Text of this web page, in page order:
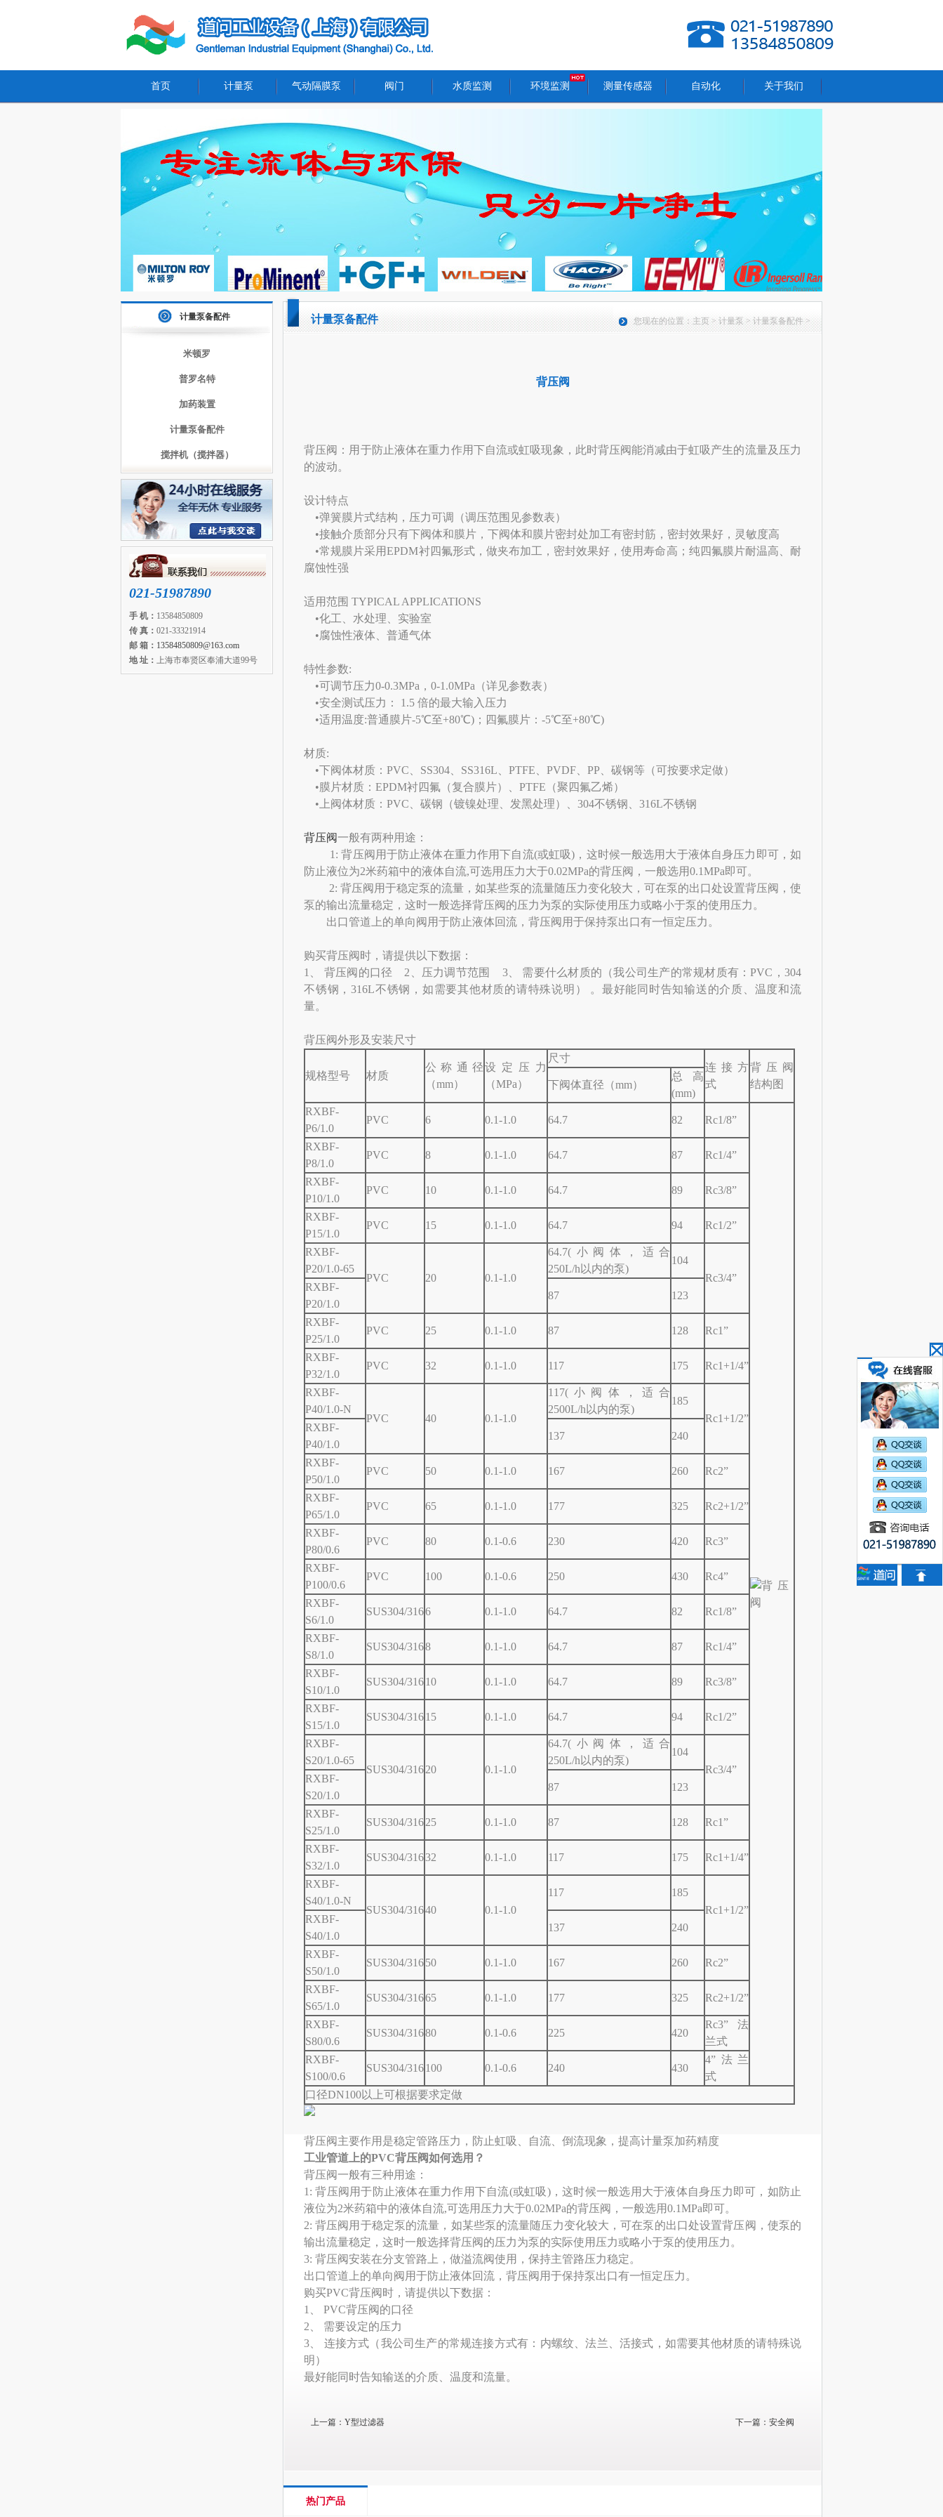
首页 计量泵 气动隔膜泵 阀门 水质监测 环境监测 测量传感器 自动化 关于我们
计量泵备配件
米顿罗
普罗名特
加药装置
计量泵备配件
搅拌机（搅拌器）
021-51987890
手 机： 13584850809
传 真： 021-33321914
邮 箱： 13584850809@163.com
地 址： 上海市奉贤区奉浦大道99号
计量泵备配件 您现在的位置： 主页 > 计量泵 > 计量泵备配件 >
背压阀
背压阀：用于防止液体在重力作用下自流或虹吸现象，此时背压阀能消减由于虹吸产生的流量及压力
的波动。
设计特点
•弹簧膜片式结构，压力可调（调压范围见参数表）
•接触介质部分只有下阀体和膜片，下阀体和膜片密封处加工有密封筋，密封效果好，灵敏度高
•常规膜片采用EPDM衬四氟形式，做夹布加工，密封效果好，使用寿命高；纯四氟膜片耐温高、耐
腐蚀性强
适用范围 TYPICAL APPLICATIONS
•化工、水处理、实验室
•腐蚀性液体、普通气体
特性参数:
•可调节压力0-0.3MPa，0-1.0MPa（详见参数表）
•安全测试压力： 1.5 倍的最大输入压力
•适用温度:普通膜片-5℃至+80℃)；四氟膜片：-5℃至+80℃)
材质:
•下阀体材质：PVC、SS304、SS316L、PTFE、PVDF、PP、碳钢等（可按要求定做）
•膜片材质：EPDM衬四氟（复合膜片）、PTFE（聚四氟乙烯）
•上阀体材质：PVC、碳钢（镀镍处理、发黑处理）、304不锈钢、316L不锈钢
背压阀一般有两种用途：
1: 背压阀用于防止液体在重力作用下自流(或虹吸)，这时候一般选用大于液体自身压力即可，如
防止液位为2米药箱中的液体自流,可选用压力大于0.02MPa的背压阀，一般选用0.1MPa即可。
2: 背压阀用于稳定泵的流量，如某些泵的流量随压力变化较大，可在泵的出口处设置背压阀，使
泵的输出流量稳定，这时一般选择背压阀的压力为泵的实际使用压力或略小于泵的使用压力。
出口管道上的单向阀用于防止液体回流，背压阀用于保持泵出口有一恒定压力。
购买背压阀时，请提供以下数据：
1、 背压阀的口径 2、压力调节范围 3、 需要什么材质的（我公司生产的常规材质有：PVC，304
不锈钢，316L不锈钢，如需要其他材质的请特殊说明） 。最好能同时告知输送的介质、温度和流
量。
背压阀外形及安装尺寸
规格型号 材质
公称通径
（mm）
设定压力
（MPa）
尺寸
连接方
式
背压阀
结构图
下阀体直径（mm）
总高
(mm)
RXBF-
P6/1.0
PVC 6 0.1-1.0 64.7 82 Rc1/8”
RXBF-
P8/1.0
PVC 8 0.1-1.0 64.7 87 Rc1/4”
RXBF-
P10/1.0
PVC 10 0.1-1.0 64.7 89 Rc3/8”
RXBF-
P15/1.0
PVC 15 0.1-1.0 64.7 94 Rc1/2”
RXBF-
P20/1.0-65
PVC 20 0.1-1.0
64.7(小阀体，适合
250L/h以内的泵)
104
Rc3/4”
RXBF-
P20/1.0
87 123
RXBF-
P25/1.0
PVC 25 0.1-1.0 87 128 Rc1”
RXBF-
P32/1.0
PVC 32 0.1-1.0 117 175 Rc1+1/4”
RXBF-
P40/1.0-N
PVC 40 0.1-1.0
117(小阀体，适合
2500L/h以内的泵)
185
Rc1+1/2”
RXBF-
P40/1.0
137 240
RXBF-
P50/1.0
PVC 50 0.1-1.0 167 260 Rc2”
RXBF-
P65/1.0
PVC 65 0.1-1.0 177 325 Rc2+1/2”
RXBF-
P80/0.6
PVC 80 0.1-0.6 230 420 Rc3”
RXBF-
P100/0.6
PVC 100 0.1-0.6 250 430 Rc4”
RXBF-
S6/1.0
SUS304/3166 0.1-1.0 64.7 82 Rc1/8”
RXBF-
S8/1.0
SUS304/3168 0.1-1.0 64.7 87 Rc1/4”
RXBF-
S10/1.0
SUS304/31610 0.1-1.0 64.7 89 Rc3/8”
RXBF-
S15/1.0
SUS304/31615 0.1-1.0 64.7 94 Rc1/2”
RXBF-
S20/1.0-65
SUS304/31620 0.1-1.0
64.7(小阀体，适合
250L/h以内的泵)
104
Rc3/4”
RXBF-
S20/1.0
87 123
RXBF-
S25/1.0
SUS304/31625 0.1-1.0 87 128 Rc1”
RXBF-
S32/1.0
SUS304/31632 0.1-1.0 117 175 Rc1+1/4”
RXBF-
S40/1.0-N
SUS304/31640 0.1-1.0
117
185
Rc1+1/2”
RXBF-
S40/1.0
137 240
RXBF-
S50/1.0
SUS304/31650 0.1-1.0 167 260 Rc2”
RXBF-
S65/1.0
SUS304/31665 0.1-1.0 177 325 Rc2+1/2”
RXBF-
S80/0.6
SUS304/31680 0.1-0.6 225 420
Rc3”法
兰式
RXBF-
S100/0.6
SUS304/316100 0.1-0.6 240 430
4”法兰
式
口径DN100以上可根据要求定做
背压阀主要作用是稳定管路压力，防止虹吸、自流、倒流现象，提高计量泵加药精度
工业管道上的PVC背压阀如何选用？
背压阀一般有三种用途：
1: 背压阀用于防止液体在重力作用下自流(或虹吸)，这时候一般选用大于液体自身压力即可，如防止
液位为2米药箱中的液体自流,可选用压力大于0.02MPa的背压阀，一般选用0.1MPa即可。
2: 背压阀用于稳定泵的流量，如某些泵的流量随压力变化较大，可在泵的出口处设置背压阀，使泵的
输出流量稳定，这时一般选择背压阀的压力为泵的实际使用压力或略小于泵的使用压力。
3: 背压阀安装在分支管路上，做溢流阀使用，保持主管路压力稳定。
出口管道上的单向阀用于防止液体回流，背压阀用于保持泵出口有一恒定压力。
购买PVC背压阀时，请提供以下数据：
1、 PVC背压阀的口径
2、 需要设定的压力
3、 连接方式（我公司生产的常规连接方式有：内螺纹、法兰、活接式，如需要其他材质的请特殊说
明）
最好能同时告知输送的介质、温度和流量。
上一篇： Y型过滤器 下一篇： 安全阀
热门产品